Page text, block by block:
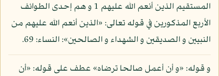
المستقيم الذين أنعم الله عليهم 1 و هم إحدى الطوائف
الأربع المذكورين في قوله تعالى: «الذين أنعم الله عليهم من
النبيين و الصديقين و الشهداء و الصالحين»: النساء: 69.
و قوله: «و أن أعمل صالحا ترضاه» عطف على قوله: «أن